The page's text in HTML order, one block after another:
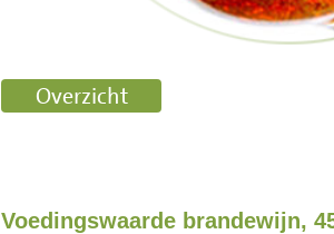
Voedingswaarde brandewijn,